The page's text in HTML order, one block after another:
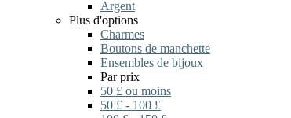
Argent
Plus d'options
Charmes
Boutons de manchette
Ensembles de bijoux
Par prix
50 £ ou moins
50 £ - 100 £